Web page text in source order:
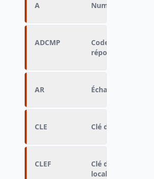
A Numéro d'aire
ADCMP
Code servant au
réponses
AR Échantillon
CLE Clé de contrôle
CLEF
Clé de contrôle
local